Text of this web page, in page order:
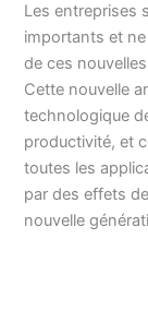
Les entreprises
importants et
de ces
Cette nouvelle
technologique
productivité, et
toutes les
par des effets
nouvelle